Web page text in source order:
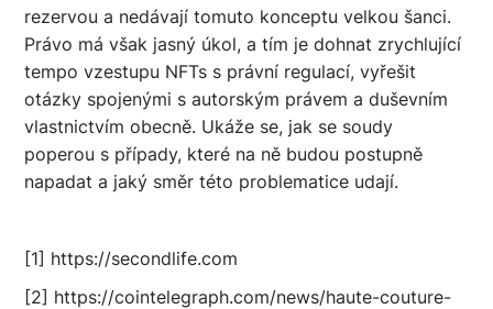
rezervou a nedávají tomuto konceptu velkou šanci.
Právo má však jasný úkol, a tím je dohnat zrychlující
tempo vzestupu NFTs s právní regulací, vyřešit
otázky spojenými s autorským právem a duševním
vlastnictvím obecně. Ukáže se, jak se soudy
poperou s případy, které na ně budou postupně
napadat a jaký směr této problematice udají.
[1] https://secondlife.com
[2] https://cointelegraph.com/news/haute-couture-